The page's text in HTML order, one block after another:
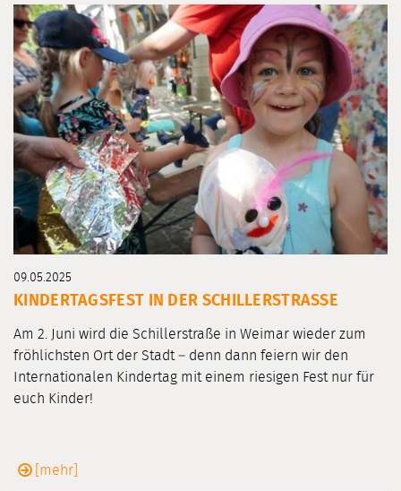
09.05.2025
KINDERTAGSFEST IN DER SCHILLERSTRASSE
Am 2. Juni wird die Schillerstraße in Weimar wieder zum
fröhlichsten Ort der Stadt – denn dann feiern wir den
Internationalen Kindertag mit einem riesigen Fest nur für
euch Kinder!
[mehr]